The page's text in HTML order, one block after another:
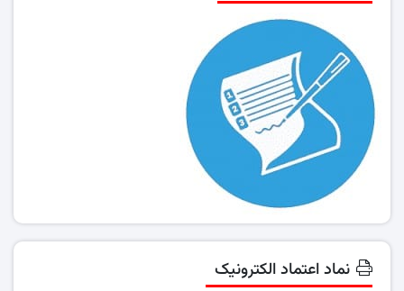
نماد اعتماد الکترونیک